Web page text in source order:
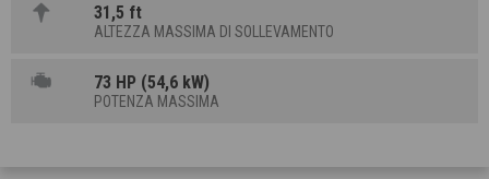
31,5 ft
ALTEZZA MASSIMA DI SOLLEVAMENTO
73 HP (54,6 kW)
POTENZA MASSIMA